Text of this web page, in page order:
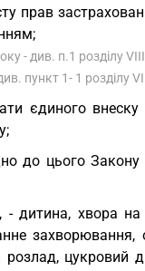
прав
- див. п.1 розділу
пункт 1- 1 розділу
єдиного внеску
до цього
- дитина, хвора
захворювання,
цукровий